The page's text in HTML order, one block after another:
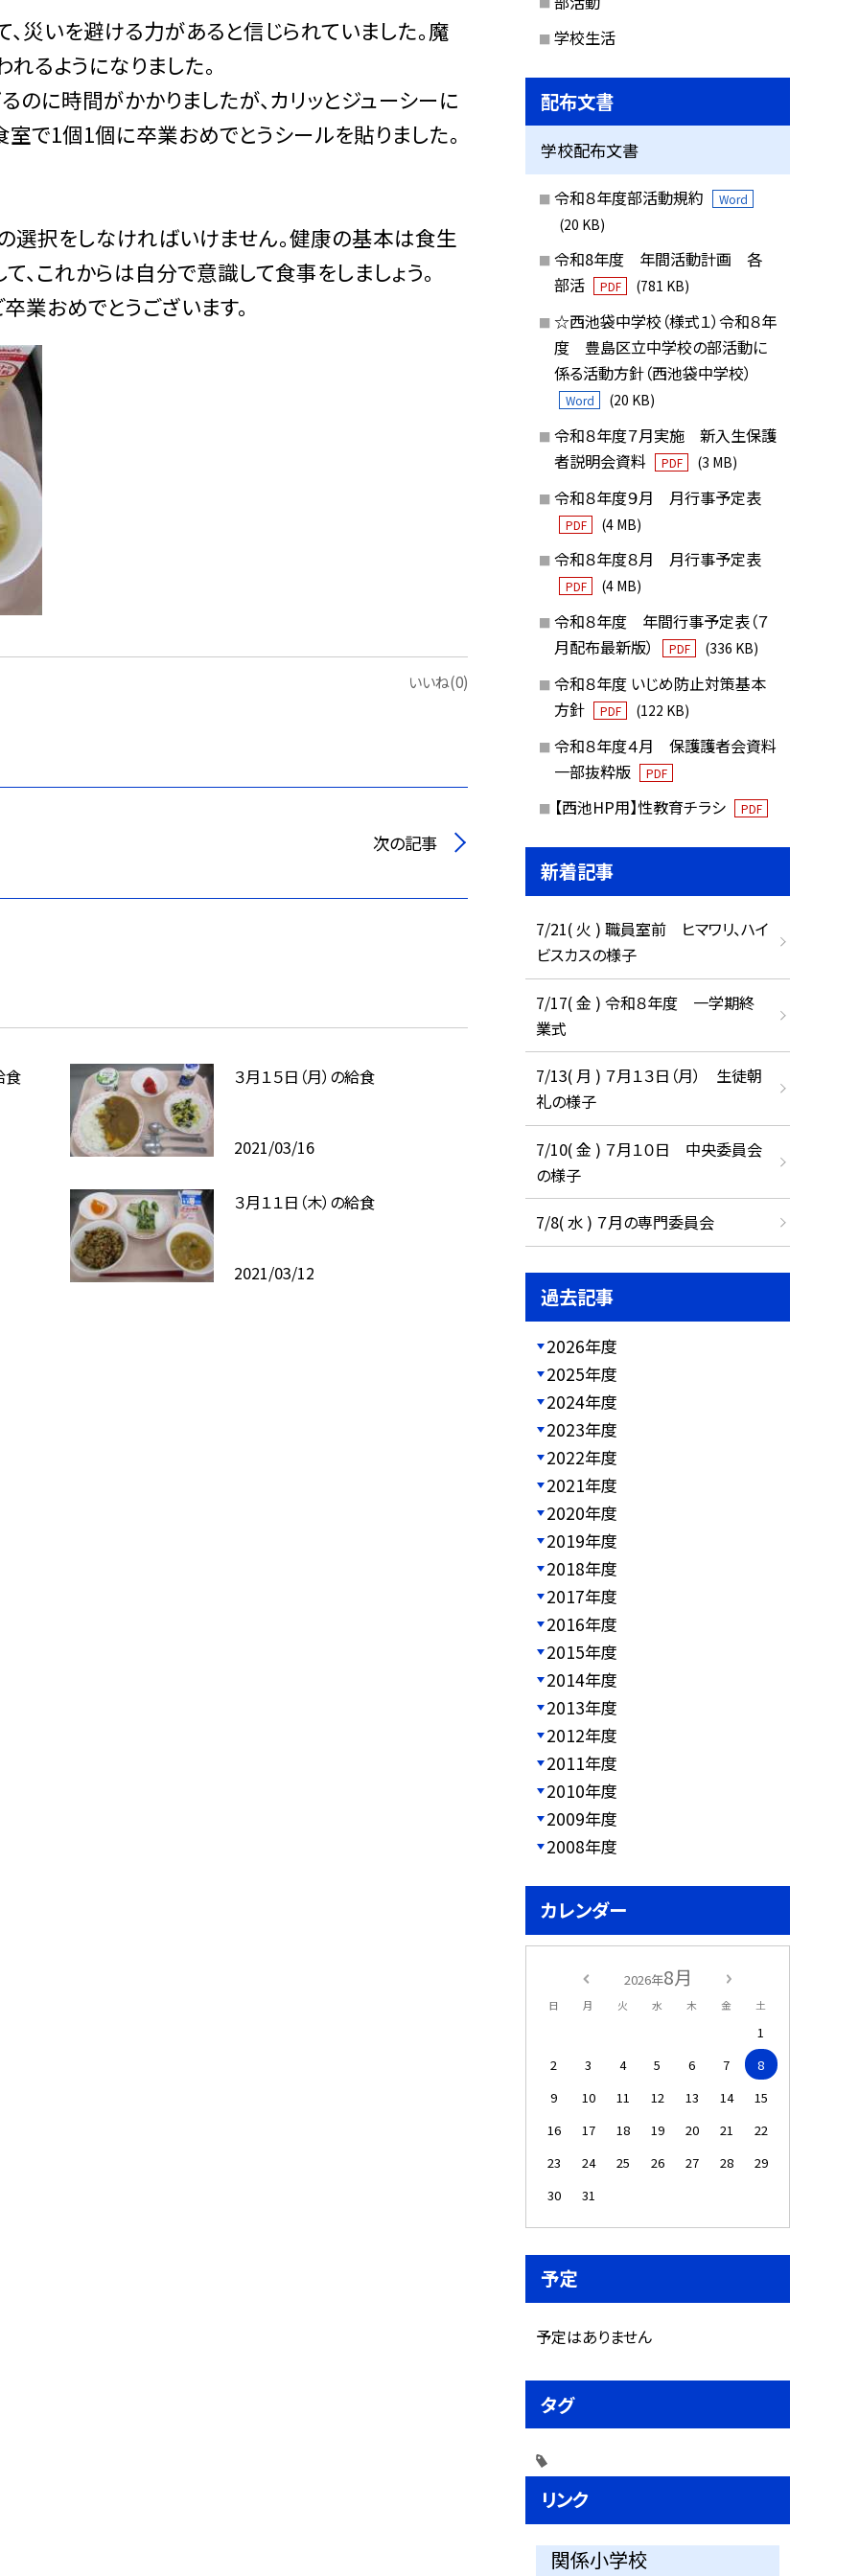
災いを避ける力があると信じられていました。魔
るようになりました。
に時間がかかりましたが、カリッとジューシーに
室で1個1個に卒業おめでとうシールを貼りました。
択をしなければいけません。健康の基本は食生
、これからは自分で意識して食事をしましょう。
業おめでとうございます。
いいね(0)
次の記事
食 ３月１５日（月）の給食
2021/03/16
３月１１日（木）の給食
2021/03/12
学校生活
配布文書
学校配布文書
令和８年度部活動規約 Word
(20 KB)
令和8年度 年間活動計画 各
部活
PDF (781 KB)
☆西池袋中学校（様式１）令和８年
度 豊島区立中学校の部活動に
係る活動方針（西池袋中学校）
Word (20 KB)
令和８年度７月実施 新入生保護
者説明会資料
PDF (3 MB)
令和８年度９月 月行事予定表
PDF (4 MB)
令和８年度８月 月行事予定表
PDF (4 MB)
令和８年度 年間行事予定表（７
月配布最新版）
PDF (336 KB)
令和８年度 いじめ防止対策基本
方針
PDF (122 KB)
令和８年度４月 保護護者会資料
一部抜粋版
PDF
【西池HP用】性教育チラシ PDF
新着記事
7/21( 火 ) 職員室前 ヒマワリ、ハイ
ビスカスの様子
7/17( 金 ) 令和８年度 一学期終
業式
7/13( 月 ) ７月１３日（月） 生徒朝
礼の様子
7/10( 金 ) ７月１０日 中央委員会
の様子
7/8( 水 ) ７月の専門委員会
過去記事
2026年度
2025年度
2024年度
2023年度
2022年度
2021年度
2020年度
2019年度
2018年度
2017年度
2016年度
2015年度
2014年度
2013年度
2012年度
2011年度
2010年度
2009年度
2008年度
カレンダー
2026年8月
日 月 火 水 木 金 土
1
2
3 4 5 6 7
8
9
10 11 12 13 14
15
16
17 18 19 20 21
22
23
24 25 26 27 28
29
30
31
予定
予定はありません
タグ
リンク
関係小学校